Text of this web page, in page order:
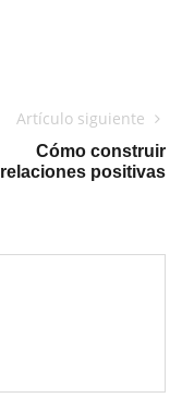
Artículo siguiente
Cómo construir
relaciones positivas